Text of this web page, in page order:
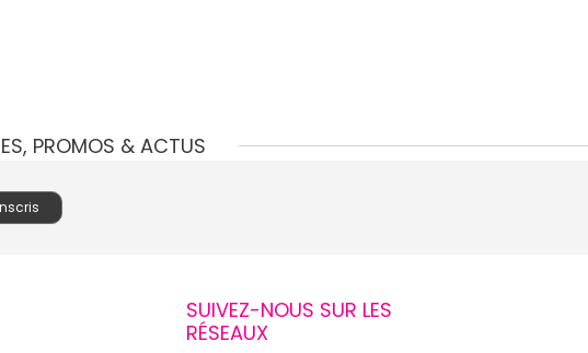
PROMOS & ACTUS
SUIVEZ-NOUS SUR LES
RÉSEAUX